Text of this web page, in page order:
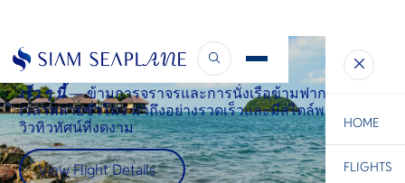
ESC
HOME
FLIGHTS
Bangkok ↔ Koh Talu
เร็ว ๆ นี้— ข้ามการจราจรและการนั่งเรือข้ามฟากที่ใช้
เวลาหลายชั่วโมง มาถึงอย่างรวดเร็วและมีสไตล์พร้อมกับ
วิวทิวทัศน์ที่งดงาม
View Flight Details